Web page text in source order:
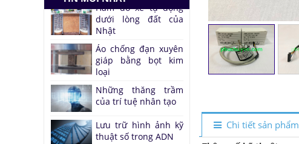
Chi tiết sản phẩm
Áo chống đạn xuyên
giáp bằng bọt kim
loại
Những thăng trầm
của trí tuệ nhân tạo
Lưu trữ hình ảnh kỹ
thuật số trong ADN
Tàu siêu tốc chạy liên
thành phố tốc độ